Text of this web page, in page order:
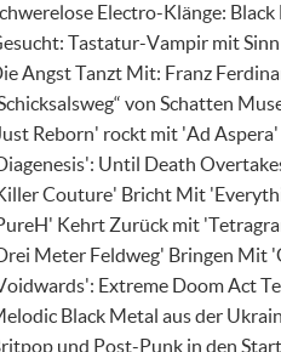
Electro-Klänge:
Tastatur-Vampir mit
Angst Tanzt Mit: Franz
von Schatten
Reborn' rockt mit 'Ad
Until Death
Couture' Bricht Mit
Kehrt Zurück mit
Meter Feldweg' Bringen Mit
Extreme Doom Act
Black Metal aus der
und Post-Punk in den